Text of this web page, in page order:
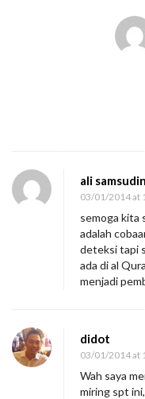
ali samsudin
03/01/2014 at
semoga kita
adalah
deteksi tapi
ada di al
menjadi
didot
03/01/2014 at
Wah saya
miring spt